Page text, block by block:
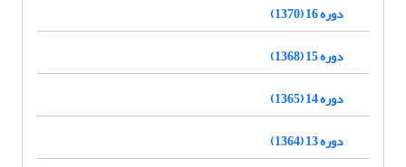
دوره 16 (1370)
دوره 15 (1368)
دوره 14 (1365)
دوره 13 (1364)